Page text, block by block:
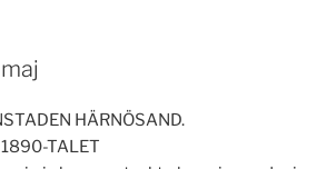
HÄRNÖSAND.
TALET